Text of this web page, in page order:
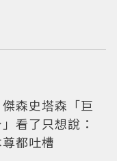
森史塔森「巨
看了只想說：
都吐槽